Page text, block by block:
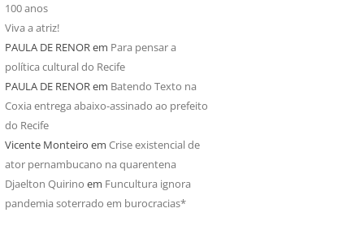
100 anos
Viva a atriz!
PAULA DE RENORem Para pensar a
política cultural do Recife
PAULA DE RENORem Batendo Texto na
Coxia entrega abaixo-assinado ao prefeito
do Recife
Vicente Monteiro em Crise existencial de
ator pernambucano na quarentena
Djaelton Quirino em Funcultura ignora
pandemia soterrado em burocracias*